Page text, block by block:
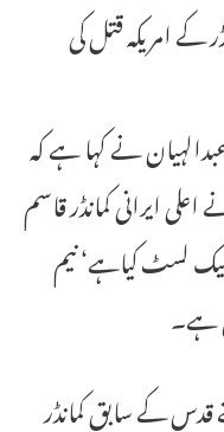
کے امریکہ قتل کی
نے کہا ہے کہ
اعلی ایرانی کمانڈر قاسم
لسٹ کیاہے‘ نیم
ہے۔
قدس کے سابق کمانڈر